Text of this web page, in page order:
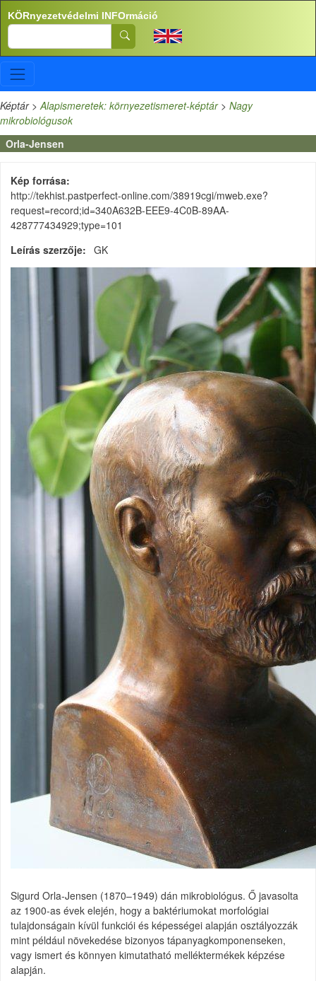
Ugrás a tartalomra
KÖRnyezetvédelmi INFOrmáció
Search
Képtár>Alapismeretek: környezetismeret-képtár> Nagy
mikrobiológusok
Orla-Jensen
Kép forrása
http://tekhist.pastperfect-online.com/38919cgi/mweb.exe?
request=record;id=340A632B-EEE9-4C0B-89AA-
428777434929;type=101
Leírás szerzője
GK
Sigurd Orla-Jensen (1870–1949) dán mikrobiológus. Ő javasolta
az 1900-as évek elején, hogy a baktériumokat morfológiai
tulajdonságain kívül funkciói és képességei alapján osztályozzák
mint például növekedése bizonyos tápanyagkomponenseken,
vagy ismert és könnyen kimutatható melléktermékek képzése
alapján.